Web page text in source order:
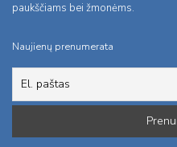
paukščiams bei žmonėms.
Naujienų prenumerata